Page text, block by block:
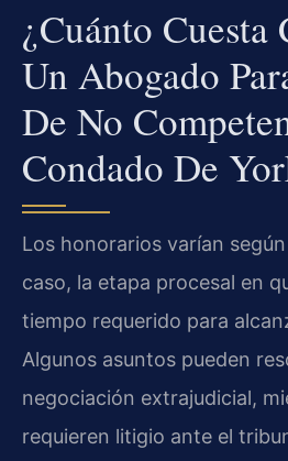
¿Cuánto Cuesta
Un Abogado
De No
Condado De
Los honorarios varían
caso, la etapa procesal en
tiempo requerido para
Algunos asuntos pueden
negociación extrajudicial,
requieren litigio ante el